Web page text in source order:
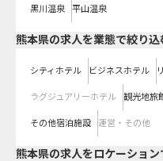
黒川温泉 平山温泉
熊本県の求人を業態で絞り込
シティホテル ビジネスホテル
ラグジュアリーホテル 観光地旅
その他宿泊施設 運営・その他
熊本県の求人をロケーション